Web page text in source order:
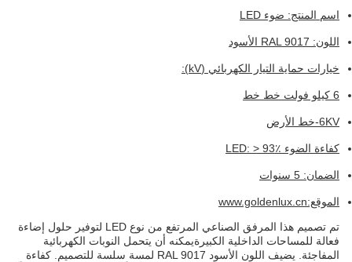
اسم المنتج: ضوء LED
اللون: RAL 9017 الأسود
خيارات حماية التيار الكهربائي (kV):
6 كيلو فولت خط خط
6KV-خط الأرض
كفاءة الضوء LED: > 93٪
الضمان: 5 سنوات
الموقع:www.goldenlux.cn
تم تصميم هذا المرفق الصناعي المرتفع من نوع LED لتوفير حلول إضاءة
فعالة للمساحات الداخلية الكبيرةيمكنه أن يتحمل النوبات الكهربائية
المفاجئة. يضيف اللون الأسود RAL 9017 لمسة سلسة للتصميم. كفاءة